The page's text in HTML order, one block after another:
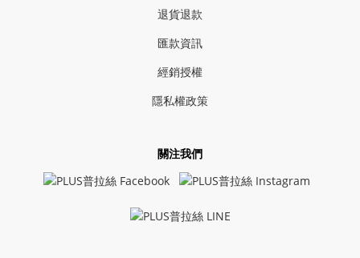
退貨退款
匯款資訊
經銷授權
隱私權政策
關注我們